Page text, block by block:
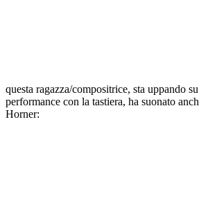
questa ragazza/compositrice, sta uppando
performance con la tastiera, ha suonato
Horner: